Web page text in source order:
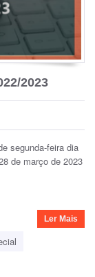
2023
segunda-feira dia
de março de 2023
Ler Mais